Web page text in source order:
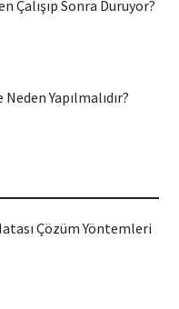
Çalışıp Sonra Duruyor?
Yapılmalıdır?
Çözüm Yöntemleri